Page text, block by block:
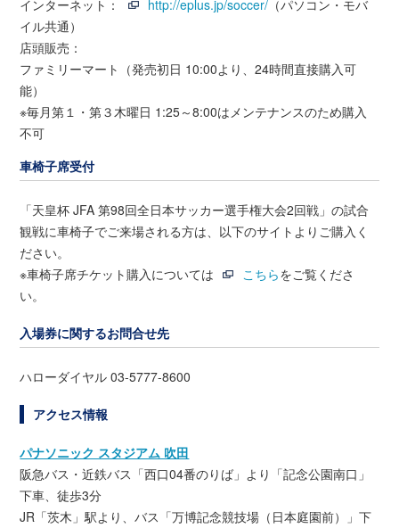
インターネット： http://eplus.jp/soccer/ （パソコン・モバ
イル共通）
店頭販売：
ファミリーマート（発売初日 10:00より、24時間直接購入可
能）
※毎月第１・第３木曜日 1:25～8:00はメンテナンスのため購入
不可
車椅子席受付
「天皇杯 JFA 第98回全日本サッカー選手権大会2回戦」の試合
観戦に車椅子でご来場される方は、以下のサイトよりご購入く
ださい。
※車椅子席チケット購入については
こちらをご覧くださ
い。
入場券に関するお問合せ先
ハローダイヤル 03-5777-8600
アクセス情報
パナソニック スタジアム 吹田
阪急バス・近鉄バス「西口04番のりば」より「記念公園南口」
下車、徒歩3分
JR「茨木」駅より、バス「万博記念競技場（日本庭園前）」下